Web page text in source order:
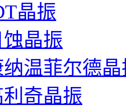
晶振
晶振
温菲尔德晶
奇晶振